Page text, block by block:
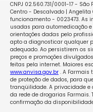
CNPJ 02.560.731/0001-17 -
Centro - Descalvado | Angelita
funcionamento - 0023473. As
usadas para automedicação
orientações dadas pelo
apto a diagnosticar qualquer
adequado. Ao persistirem os
preços e promoções
feitas pela internet. Maiores
www.anvisa.gov.br. A Farmais
de proteção de dados, para
tranqüilidade. A privacidade e
da rede de drogarias Farmais.
confirmação da